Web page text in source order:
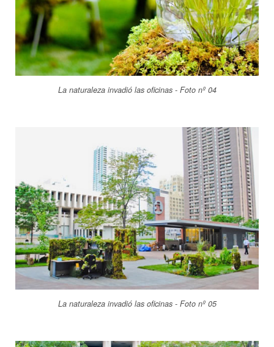
La naturaleza invadió las oficinas - Foto nº 04
La naturaleza invadió las oficinas - Foto nº 05